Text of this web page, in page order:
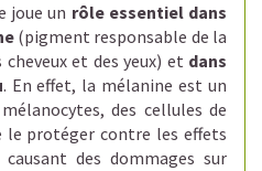
joue un rôle essentiel dans
(pigment responsable de la
et des yeux) et dans
. En effet, la mélanine est un
des cellules de
le protéger contre les effets
des dommages sur